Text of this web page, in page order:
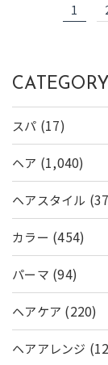
1
CATEGORY
スパ (17)
ヘア (1,040)
ヘアスタイル
カラー (454)
パーマ (94)
ヘアケア (220)
ヘアアレンジ